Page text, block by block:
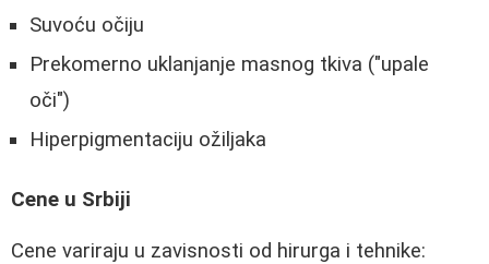
Suvoću očiju
Prekomerno uklanjanje masnog tkiva ("upale
oči")
Hiperpigmentaciju ožiljaka
Cene u Srbiji
Cene variraju u zavisnosti od hirurga i tehnike: